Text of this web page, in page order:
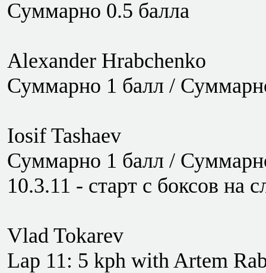
Суммарно 0.5 балла
Alexander Hrabchenko
Суммарно 1 балл /
Iosif Tashaev
Суммарно 1 балл /
10.3.11 - старт с боксов на
Vlad Tokarev
Lap 11: 5 kph with Artem